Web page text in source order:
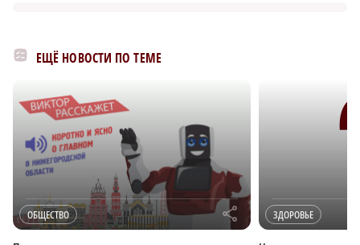
ЕЩЁ НОВОСТИ ПО ТЕМЕ
ОБЩЕСТВО r ЗДОРОВЬЕ